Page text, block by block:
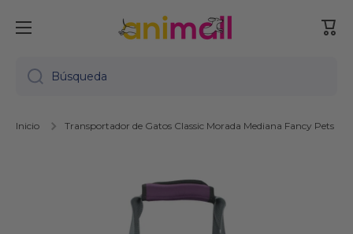
Ir directamente al contenido
Búsqueda
Inicio Transportador de Gatos Classic Morada Mediana Fancy Pets